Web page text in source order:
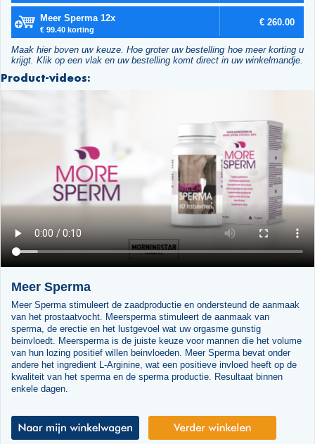
Meer Sperma 12x
€ 99.40 korting
€ 260.00
Maak hier boven uw keuze. Hoe groter uw bestelling hoe meer korting u
krijgt. Klik op een vlak en uw bestelling komt direct in uw winkelmandje.
Product-videos:
Meer Sperma
Meer Sperma stimuleert de zaadproductie en ondersteund de aanmaak
van het prostaatvocht. Meersperma stimuleert de aanmaak van
sperma, de erectie en het lustgevoel wat uw orgasme gunstig
beinvloedt. Meersperma is de juiste keuze voor mannen die het volume
van hun lozing positief willen beinvloeden. Meer Sperma bevat onder
andere het ingredient L-Arginine, wat een positieve invloed heeft op de
kwaliteit van het sperma en de sperma productie. Resultaat binnen
enkele dagen.